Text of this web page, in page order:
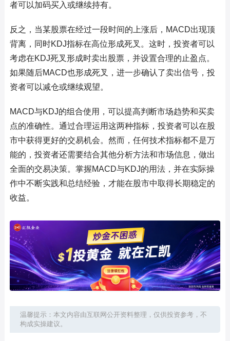
者可以加码买入或继续持有。
反之，当某股票在经过一段时间的上涨后，MACD出现顶
背离，同时KDJ指标在高位形成死叉。这时，投资者可以
考虑在KDJ死叉形成时卖出股票，并设置合理的止盈点。
如果随后MACD也形成死叉，进一步确认了卖出信号，投
资者可以减仓或继续观望。
MACD与KDJ的组合使用，可以提高判断市场趋势和买卖
点的准确性。通过合理运用这两种指标，投资者可以在股
市中获得更好的交易机会。然而，任何技术指标都不是万
能的，投资者还需要结合其他分析方法和市场信息，做出
全面的交易决策。掌握MACD与KDJ的用法，并在实际操
作中不断实践和总结经验，才能在股市中取得长期稳定的
收益。
温馨提示：本文内容由互联网公开资料整理，仅供投资参考，不
构成实操建议。